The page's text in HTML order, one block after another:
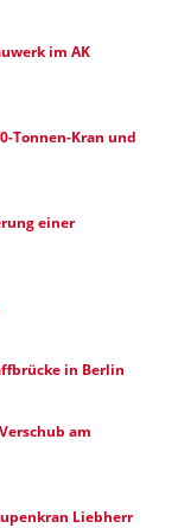
im AK
Tonnen-Kran und
einer
in Berlin
am
Liebherr